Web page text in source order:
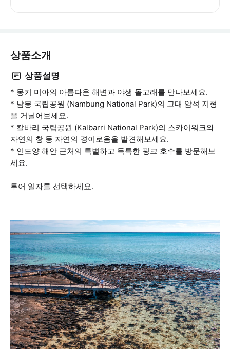
상품소개
상품설명
* 몽키 미아의 아름다운 해변과 야생 돌고래를 만나보세요.
* 남붕 국립공원 (Nambung National Park)의 고대 암석 지형
을 거닐어보세요.
* 칼바리 국립공원 (Kalbarri National Park)의 스카이워크와
자연의 창 등 자연의 경이로움을 발견해보세요.
* 인도양 해안 근처의 특별하고 독특한 핑크 호수를 방문해보
세요.
투어 일자를 선택하세요.